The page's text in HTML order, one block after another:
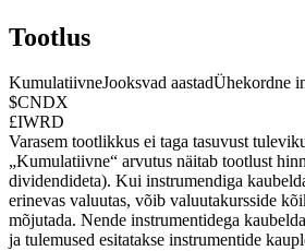
Tootlus
KumulatiivneJooksvad aastadÜhekordne
$CNDX
£IWRD
Varasem tootlikkus ei taga tasuvust
„Kumulatiivne“ arvutus näitab tootlust
dividendideta). Kui instrumendiga
erinevas valuutas, võib valuutakursside
mõjutada. Nende instrumentidega
ja tulemused esitatakse instrumentide